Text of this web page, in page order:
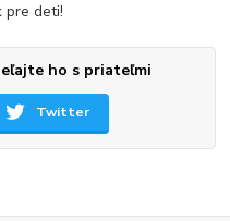
pre deti!
ho s priateľmi
Twitter